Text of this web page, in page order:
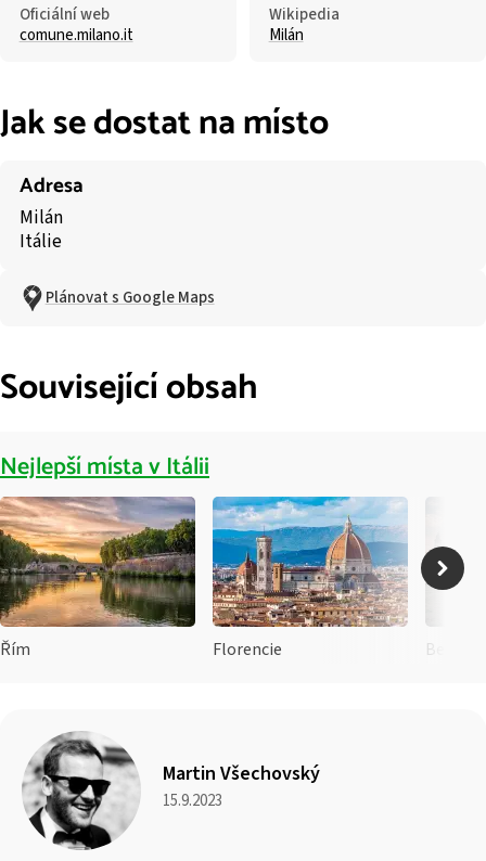
Oficiální web
comune.milano.it
Wikipedia
Milán
Jak se dostat na místo
Adresa
Milán
Itálie
Plánovat s Google Maps
Související obsah
Nejlepší místa v Itálii
Řím Florencie Benátky
Martin Všechovský
15.9.2023